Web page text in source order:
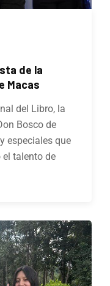
de la
Macas
del Libro, la
Bosco de
especiales que
el talento de